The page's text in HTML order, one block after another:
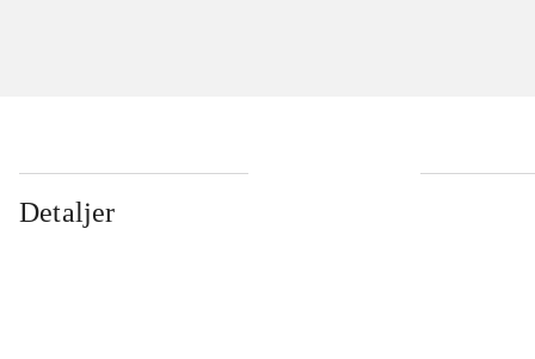
Detaljer